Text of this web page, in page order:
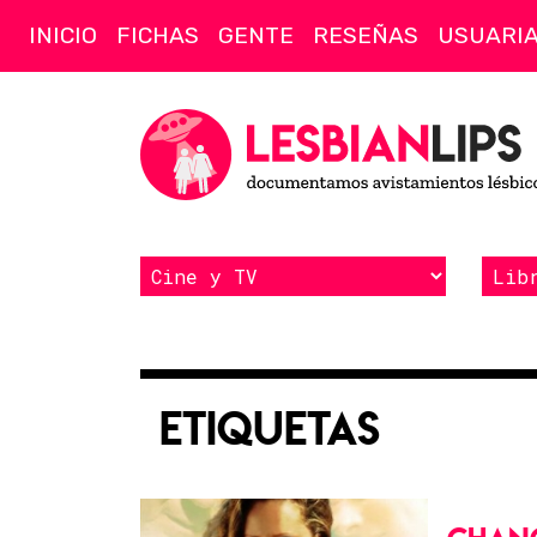
INICIO FICHAS GENTE RESEÑAS
Etiquetas